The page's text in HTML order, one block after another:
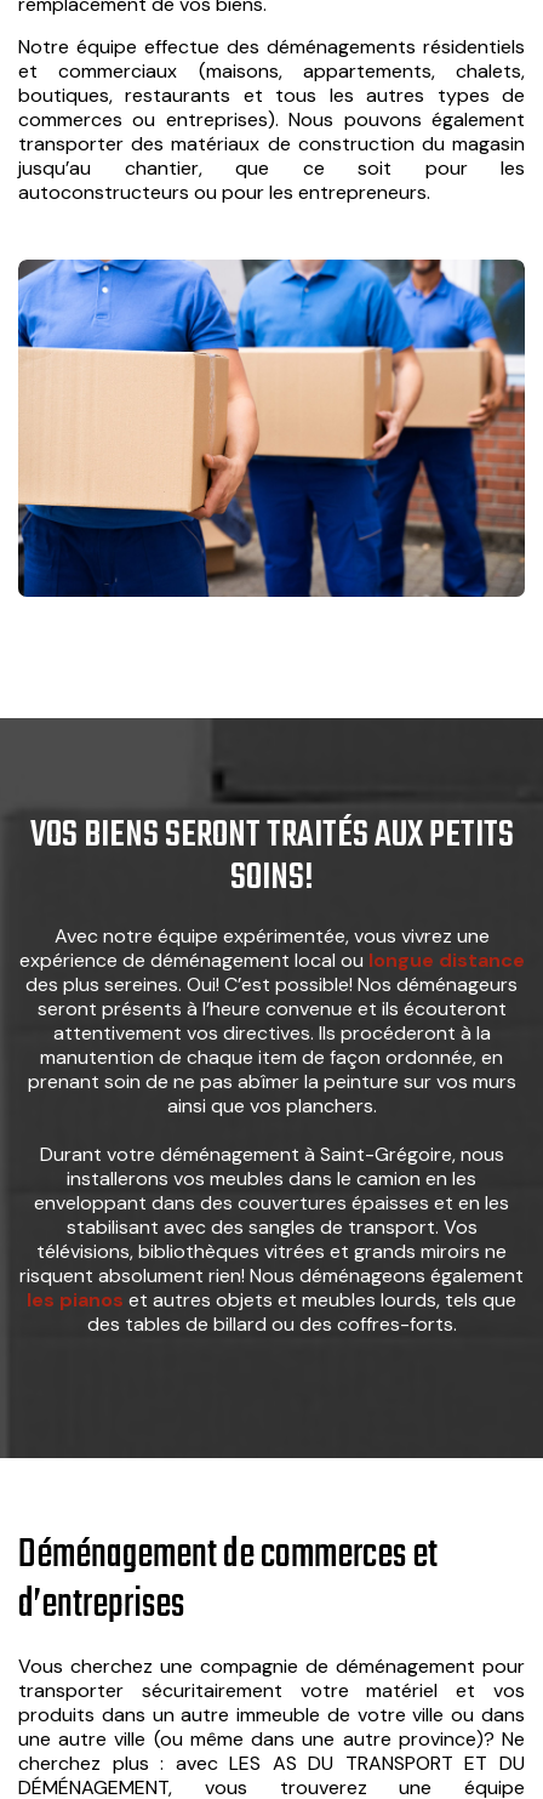
Notre équipe effectue des déménagements résidentiels
et commerciaux (maisons, appartements, chalets,
boutiques, restaurants et tous les autres types de
commerces ou entreprises). Nous pouvons également
transporter des matériaux de construction du magasin
jusqu’au chantier, que ce soit pour les
autoconstructeurs ou pour les entrepreneurs.
VOS BIENS SERONT TRAITÉS AUX PETITS
SOINS!
Avec notre équipe expérimentée, vous vivrez une
expérience de déménagement local ou longue distance
des plus sereines. Oui! C’est possible! Nos déménageurs
seront présents à l’heure convenue et ils écouteront
attentivement vos directives. Ils procéderont à la
manutention de chaque item de façon ordonnée, en
prenant soin de ne pas abîmer la peinture sur vos murs
ainsi que vos planchers.
Durant votre déménagement à Saint-Grégoire, nous
installerons vos meubles dans le camion en les
enveloppant dans des couvertures épaisses et en les
stabilisant avec des sangles de transport. Vos
télévisions, bibliothèques vitrées et grands miroirs ne
risquent absolument rien! Nous déménageons également
les pianos et autres objets et meubles lourds, tels que
des tables de billard ou des coffres-forts.
Déménagement de commerces et
d’entreprises
Vous cherchez une compagnie de déménagement pour
transporter sécuritairement votre matériel et vos
produits dans un autre immeuble de votre ville ou dans
une autre ville (ou même dans une autre province)? Ne
cherchez plus : avec LES AS DU TRANSPORT ET DU
DÉMÉNAGEMENT, vous trouverez une équipe